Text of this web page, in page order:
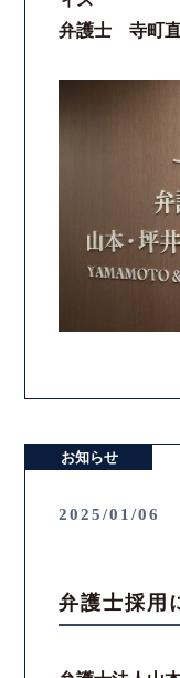
弁護士 寺町
お知らせ
2025/01/06
弁護士採用